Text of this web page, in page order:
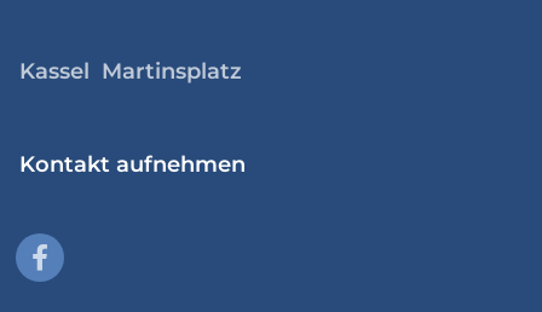
Kassel Martinsplatz
Kontakt aufnehmen